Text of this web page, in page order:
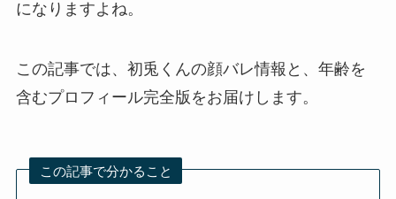
になりますよね。
この記事では、初兎くんの顔バレ情報と、年齢を
含むプロフィール完全版をお届けします。
この記事で分かること